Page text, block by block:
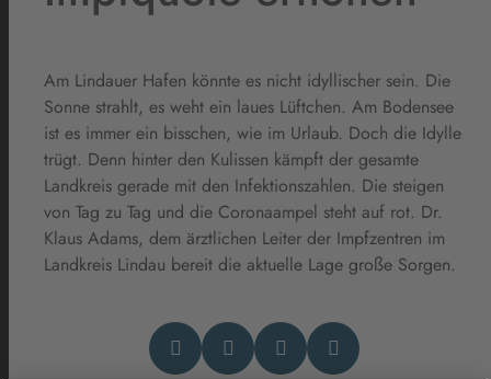
Am Lindauer Hafen könnte es nicht idyllischer sein. Die
Sonne strahlt, es weht ein laues Lüftchen. Am Bodensee
ist es immer ein bisschen, wie im Urlaub. Doch die Idylle
trügt. Denn hinter den Kulissen kämpft der gesamte
Landkreis gerade mit den Infektionszahlen. Die steigen
von Tag zu Tag und die Coronaampel steht auf rot. Dr.
Klaus Adams, dem ärztlichen Leiter der Impfzentren im
Landkreis Lindau bereit die aktuelle Lage große Sorgen.